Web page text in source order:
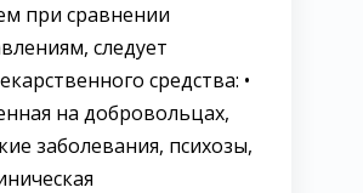
при сравнении
следует
средства: •
на добровольцах,
заболевания, психозы,